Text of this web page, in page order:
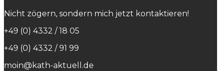
Nicht zögern, sondern mich jetzt kontaktieren!
+49 (0) 4332 / 18 05
+49 (0) 4332 / 91 99
moin@kath-aktuell.de